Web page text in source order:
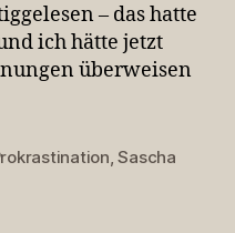
– das hatte
ich hätte jetzt
überweisen
,Sascha